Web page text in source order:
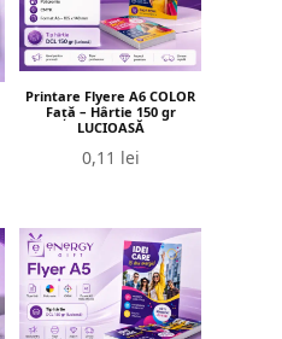
Printare Flyere A6 COLOR
Față – Hârtie 150 gr
LUCIOASĂ
0,11 lei